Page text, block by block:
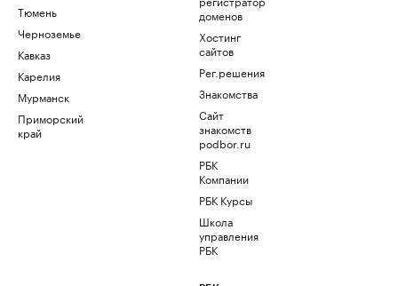
Тюмень
Черноземье
Кавказ
Карелия
Мурманск
Приморский
край
доменов
Хостинг
сайтов
Рег.решения
Знакомства
Сайт
знакомств
podbor.ru
РБК
Компании
РБК Курсы
Школа
управления
РБК